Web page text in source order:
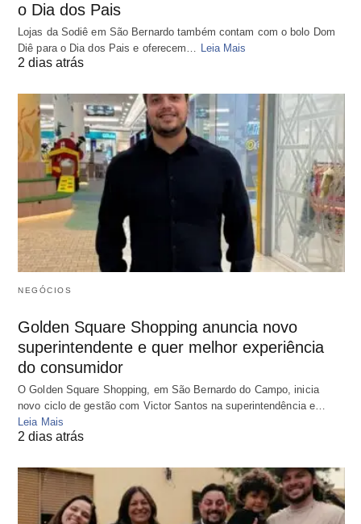
o Dia dos Pais
Lojas da Sodiê em São Bernardo também contam com o bolo Dom
Diê para o Dia dos Pais e oferecem… Leia Mais
2 dias atrás
NEGÓCIOS
Golden Square Shopping anuncia novo
superintendente e quer melhor experiência
do consumidor
O Golden Square Shopping, em São Bernardo do Campo, inicia
novo ciclo de gestão com Victor Santos na superintendência e…
Leia Mais
2 dias atrás